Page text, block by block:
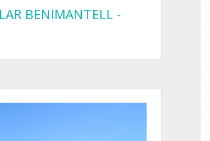
BENIMANTELL -